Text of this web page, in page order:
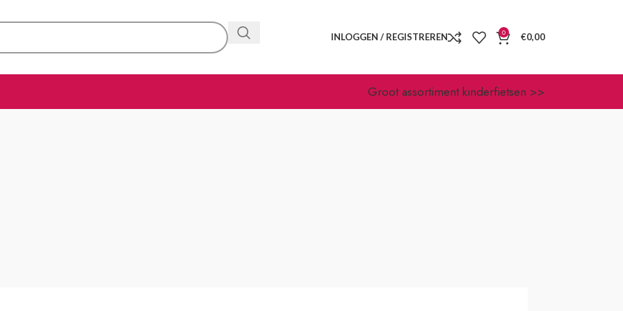
INLOGGEN / REGISTREREN 0 €0,00
Groot assortiment kinderfietsen >>